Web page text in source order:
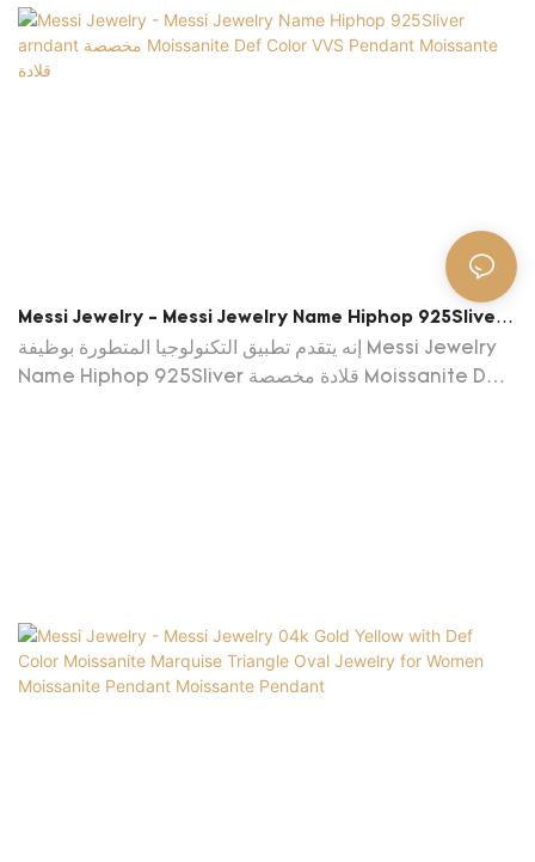
Messi Jewelry - Messi Jewelry Name Hiphop 925Sliver
Arndant مخصصة Moissanite Def Color VVS Pendant
Moissante قلادة
إنه يتقدم تطبيق التكنولوجيا المتطورة بوظيفة Messi Jewelry
Name Hiphop 925Sliver قلادة مخصصة Moissanite Def